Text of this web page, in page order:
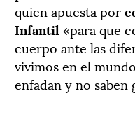
quien apuesta por
Infantil «para que
cuerpo ante las
vivimos en el
enfadan y no saben